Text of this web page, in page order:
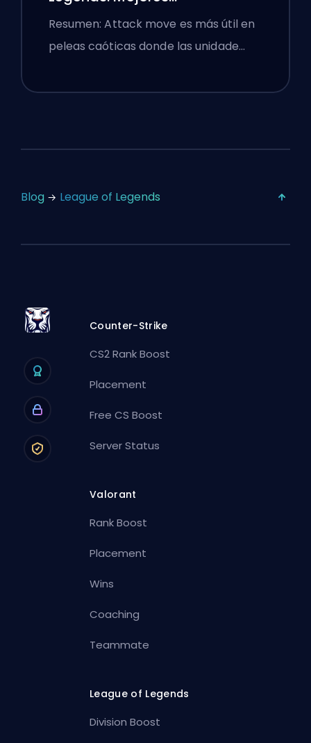
Configuraciones
Resumen: Attack move es más útil en
peleas caóticas donde las unidade…
Blog League of Legends
Counter-Strike
CS2 Rank Boost
Placement
Free CS Boost
Server Status
Valorant
Rank Boost
Placement
Wins
Coaching
Teammate
League of Legends
Division Boost